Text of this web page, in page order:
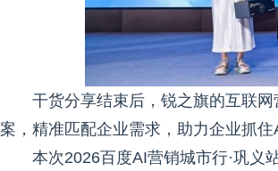
干货分享结束后，锐之旗的互联
案，精准匹配企业需求，助力企业抓
本次2026百度AI营销城市行·巩义